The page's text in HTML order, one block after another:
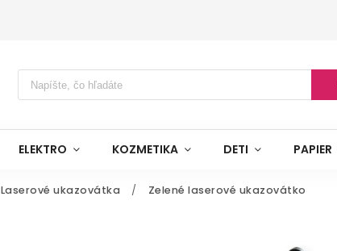
ELEKTRO KOZMETIKA DETI PAPIER
Laserové ukazovátka / Zelené laserové ukazovátko